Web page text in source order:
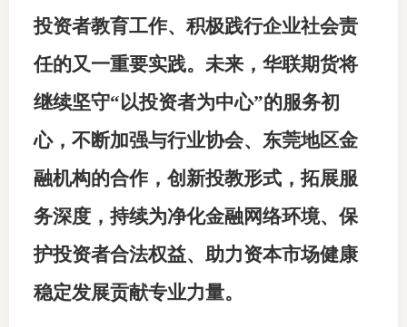
投资者教育工作、积极践行企业社会责
任的又一重要实践。未来，华联期货将
继续坚守“以投资者为中心”的服务初
心，不断加强与行业协会、东莞地区金
融机构的合作，创新投教形式，拓展服
务深度，持续为净化金融网络环境、保
护投资者合法权益、助力资本市场健康
稳定发展贡献专业力量。